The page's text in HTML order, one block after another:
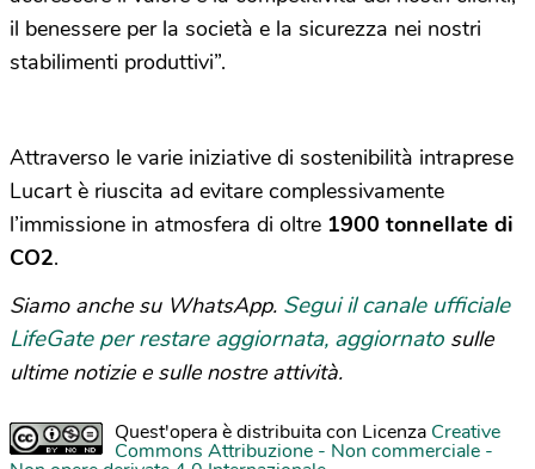
il benessere per la società e la sicurezza nei nostri
stabilimenti produttivi”.
Attraverso le varie iniziative di sostenibilità intraprese
Lucart è riuscita ad evitare complessivamente
l’immissione in atmosfera di oltre 1900 tonnellate di
CO2.
Siamo anche su WhatsApp. Segui il canale ufficiale
LifeGate per restare aggiornata, aggiornato sulle
ultime notizie e sulle nostre attività.
Quest'opera è distribuita con Licenza Creative
Commons Attribuzione - Non commerciale -